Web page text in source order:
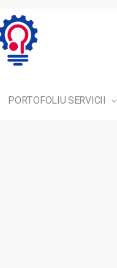
PORTOFOLIU SERVICII